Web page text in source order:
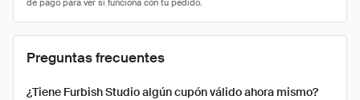
Preguntas frecuentes
¿Tiene Furbish Studio algún cupón válido ahora mismo?